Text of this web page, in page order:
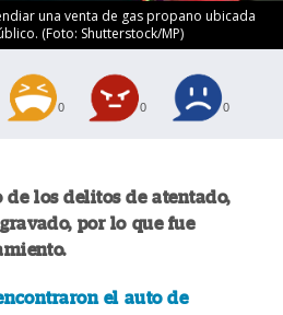
una venta de gas propano ubicada
(Foto: Shutterstock/MP)
0 0 0
los delitos de atentado,
por lo que fue
el auto de